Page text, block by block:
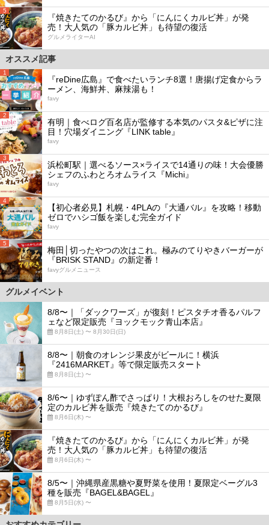
5
『焼きたてのかるび』から「にんにくカルビ丼」が発
売！大人気の「豚カルビ丼」も待望の復活
グルメライターAI
オススメ記事
1
『reDine広島』で食べたいランチ8選！唐揚げ定食からラ
ーメン、海鮮丼、麻辣湯も！
favy
2
有明｜食べログ百名店が監修する本気のパスタ&ピザに注
目！穴場ダイニング『LINK table』
favy
3
浜松町駅｜選べるソース×ライスで14通りの味！大会優勝
シェフのふわとろオムライス『Michi』
favy
4
【初心者必見】札幌・4PLAの『大通バル』を攻略！移動
ゼロでハシゴ飯を楽しむ完全ガイド
favy
5
梅田│切ったやつの次はこれ。極みのてりやきバーガーが
『BRISK STAND』の新定番！
favyグルメニュース
グルメイベント
8/8〜｜「ダックワーズ」が復刻！ピスタチオ香るパルフ
ェなど限定販売『ヨックモック青山本店』
8月8日(土) 〜 8月30日(日)
8/8〜｜朝食のオレンジ果皮がビールに！横浜
『2416MARKET』等で限定販売スタート
8月8日(土) 〜
8/6〜｜ゆずぽん酢でさっぱり！大根おろしをのせた夏限
定のカルビ丼を販売『焼きたてのかるび』
8月6日(木) 〜
『焼きたてのかるび』から「にんにくカルビ丼」が発
売！大人気の「豚カルビ丼」も待望の復活
8月6日(木) 〜
8/5〜｜沖縄県産黒糖や夏野菜を使用！夏限定ベーグル3
種を販売『BAGEL&BAGEL』
8月5日(水) 〜